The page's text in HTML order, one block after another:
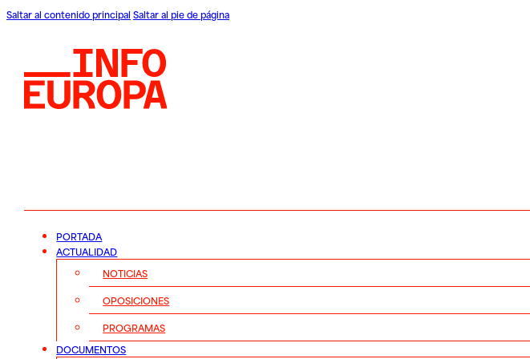
Saltar al contenido principal Saltar al pie de página
PORTADA
ACTUALIDAD
NOTICIAS
OPOSICIONES
PROGRAMAS
DOCUMENTOS